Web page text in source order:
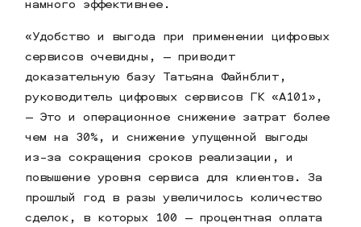
намного эффективнее.
«Удобство и выгода при применении цифровых
сервисов очевидны, — приводит
доказательную базу Татьяна Файнблит,
руководитель цифровых сервисов ГК «А101»,
— Это и операционное снижение затрат более
чем на 30%, и снижение упущенной выгоды
из-за сокращения сроков реализации, и
повышение уровня сервиса для клиентов. За
прошлый год в разы увеличилось количество
сделок, в которых 100 — процентная оплата